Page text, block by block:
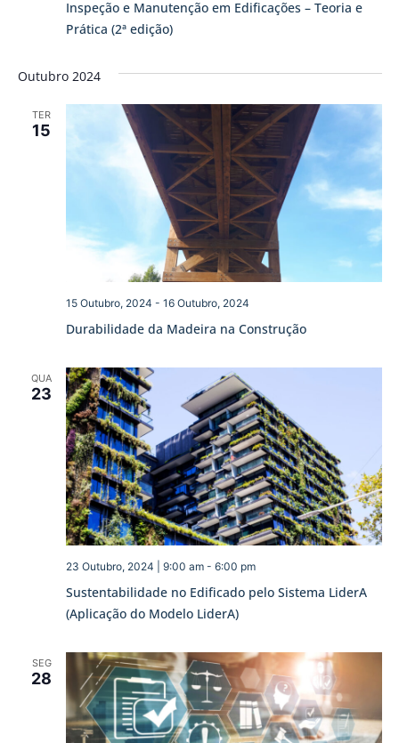
Inspeção e Manutenção em Edificações – Teoria e
Prática (2ª edição)
Outubro 2024
TER
15
Durabilidade da Madeira na Construção
15 Outubro, 2024 - 16 Outubro, 2024
QUA
23
Sustentabilidade no Edificado pelo Sistema LiderA
(Aplicação do Modelo LiderA)
23 Outubro, 2024 | 9:00 am- 6:00 pm
SEG
28